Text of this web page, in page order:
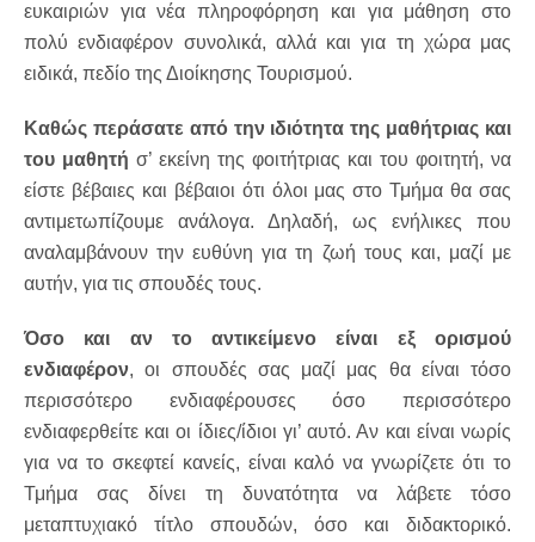
ευκαιριών για νέα πληροφόρηση και για μάθηση στο
πολύ ενδιαφέρον συνολικά, αλλά και για τη χώρα μας
ειδικά, πεδίο της Διοίκησης Τουρισμού.
Καθώς περάσατε από την ιδιότητα της μαθήτριας και
του μαθητή σ’ εκείνη της φοιτήτριας και του φοιτητή, να
είστε βέβαιες και βέβαιοι ότι όλοι μας στο Τμήμα θα σας
αντιμετωπίζουμε ανάλογα. Δηλαδή, ως ενήλικες που
αναλαμβάνουν την ευθύνη για τη ζωή τους και, μαζί με
αυτήν, για τις σπουδές τους.
Όσο και αν το αντικείμενο είναι εξ ορισμού
ενδιαφέρον, οι σπουδές σας μαζί μας θα είναι τόσο
περισσότερο ενδιαφέρουσες όσο περισσότερο
ενδιαφερθείτε και οι ίδιες/ίδιοι γι’ αυτό. Αν και είναι νωρίς
για να το σκεφτεί κανείς, είναι καλό να γνωρίζετε ότι το
Τμήμα σας δίνει τη δυνατότητα να λάβετε τόσο
μεταπτυχιακό τίτλο σπουδών, όσο και διδακτορικό.